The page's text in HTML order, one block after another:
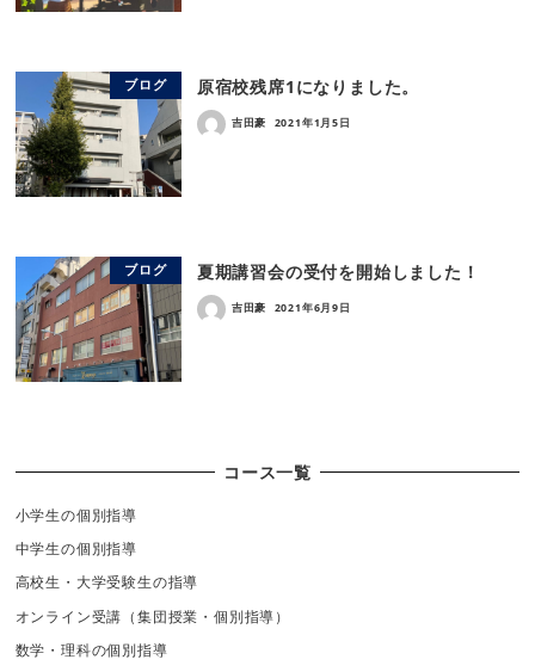
ブログ 原宿校残席1になりました。
吉田豪 2021年1月5日
ブログ 夏期講習会の受付を開始しました！
吉田豪 2021年6月9日
コース一覧
小学生の個別指導
中学生の個別指導
高校生・大学受験生の指導
オンライン受講（集団授業・個別指導）
数学・理科の個別指導